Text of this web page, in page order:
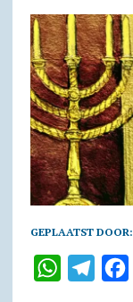
GEPLAATST DOOR:
W
T